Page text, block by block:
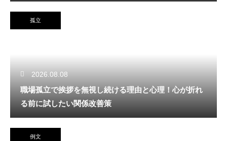
孤立
2026.08.08
職場孤立で挨拶を無視し続ける理由と心理！心が折れ
る前に試したい関係改善策
例文